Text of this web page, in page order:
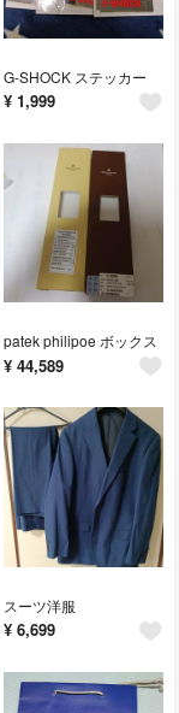
G-SHOCK ステッカー
¥ 1,999
patek philipoe ボックス
¥ 44,589
スーツ洋服
¥ 6,699